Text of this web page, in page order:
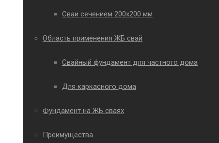
Сваи сечением 200х200 мм
Область применения ЖБ свай
Свайный фундамент для частного дома
Для каркасного дома
Фундамент на ЖБ сваях
Преимущества